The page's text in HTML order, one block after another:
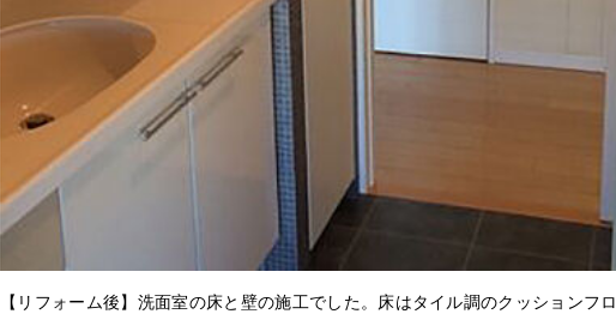
【リフォーム後】洗面室の床と壁の施工でした。床はタイル調のクッションフロ